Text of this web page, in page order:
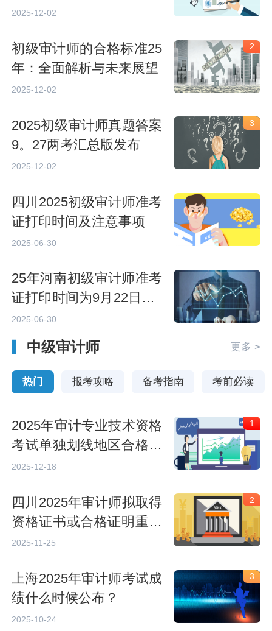
附查分指南
2025-12-02
初级审计师的合格标准25
年：全面解析与未来展望
2025-12-02
2
2025初级审计师真题答案
9。27两考汇总版发布
2025-12-02
3
四川2025初级审计师准考
证打印时间及注意事项
2025-06-30
25年河南初级审计师准考
证打印时间为9月22日到9
月27日
2025-06-30
中级审计师 更多 >
热门 报考攻略 备考指南 考前必读
2025年审计专业技术资格
考试单独划线地区合格标
准的通告
2025-12-18
1
四川2025年审计师拟取得
资格证书或合格证明重点
人员承诺情况的公示
2025-11-25
2
上海2025年审计师考试成
绩什么时候公布？
2025-10-24
3